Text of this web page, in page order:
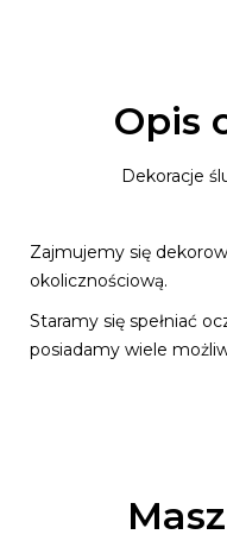
Opis
Dekoracje
Zajmujemy się
okolicznościową.
Staramy się spełniać
posiadamy wiele